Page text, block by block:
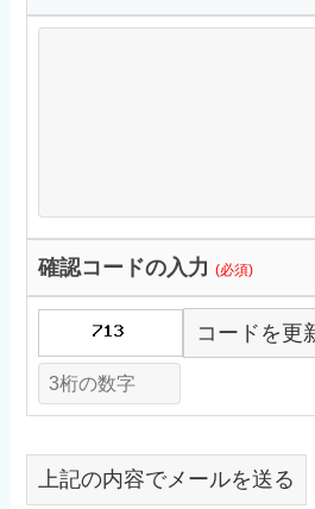
確認コードの入力(必須)
コードを更
上記の内容でメールを送る